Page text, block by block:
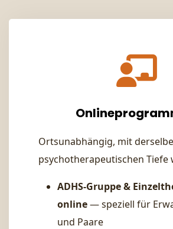
Ortsunabhängig, mit
psychotherapeutischen Tiefe
ADHS-Gruppe &
online— speziell für
und Paare